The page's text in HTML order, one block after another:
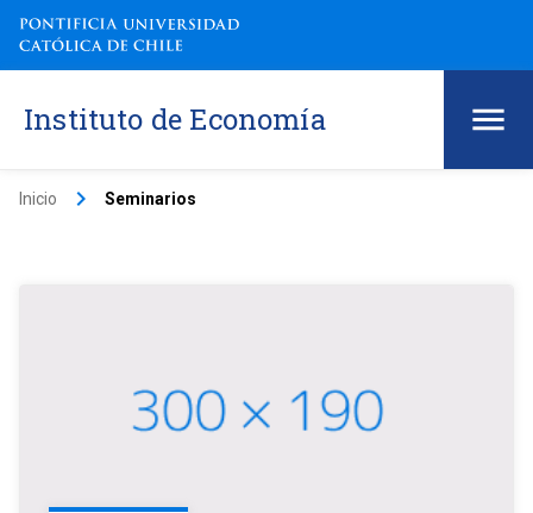
Instituto de Economía
Inicio keyboard_arrow_right Seminarios